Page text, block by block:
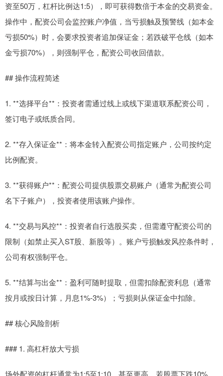
资至50万，杠杆比例达1:5），即可获得数倍于本金的交易资金。
操作中，配资公司会监控账户净值，当亏损触及预警线（如本金
亏损50%）时，会要求投资者追加保证金；若跌破平仓线（如本
金亏损70%），则强制平仓，配资公司收回借款。
## 操作流程简述
1. **选择平台**：投资者需通过线上或线下渠道联系配资公司，
签订电子或纸质合同。
2. **存入保证金**：将本金转入配资公司指定账户，公司按约定
比例配资。
3. **获得账户**：配资公司提供股票交易账户（通常为配资公司
名下子账户），投资者使用该账户操作。
4. **交易与风控**：投资者自行选股买卖，但需遵守配资公司的
限制（如禁止买入ST股、新股等）。账户亏损触发风控条件时，
公司有权强制平仓。
5. **结算与出金**：盈利可随时提取，但需扣除配资利息（通常
按月或按日计算，月息1%-3%）；亏损则从保证金中扣除。
## 核心风险剖析
### 1. 高杠杆放大亏损